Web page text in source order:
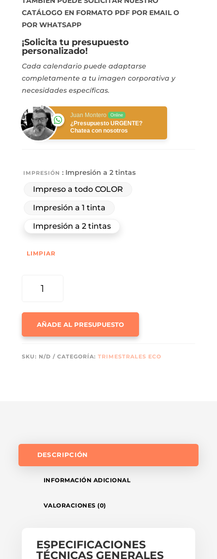
CATÁLOGO EN FORMATO PDF POR EMAIL O
POR WHATSAPP
¡Solicita tu presupuesto
personalizado!
Cada calendario puede adaptarse
completamente a tu imagen corporativa y
necesidades específicas.
Juan Montero Online
¿Presupuesto URGENTE?
Chatea con nosotros
IMPRESIÓN : Impresión a 2 tintas
Impreso a todo COLOR
Impresión a 1 tinta
Impresión a 2 tintas
LIMPIAR
TRIMESTRAL
MODELO
ANIMALES
-
CTD
AÑADE AL PRESUPUESTO
SKU: N/D CATEGORÍA: TRIMESTRALES ECO
DESCRIPCIÓN
INFORMACIÓN ADICIONAL
VALORACIONES (0)
ESPECIFICACIONES
TÉCNICAS GENERALES